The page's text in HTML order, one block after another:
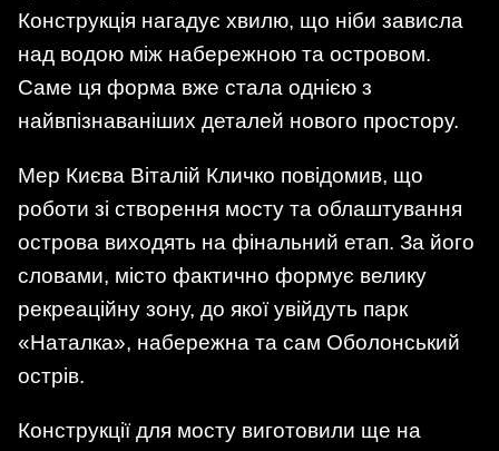
Конструкція нагадує хвилю, що ніби зависла
над водою між набережною та островом.
Саме ця форма вже стала однією з
найвпізнаваніших деталей нового простору.
Мер Києва Віталій Кличко повідомив, що
роботи зі створення мосту та облаштування
острова виходять на фінальний етап. За його
словами, місто фактично формує велику
рекреаційну зону, до якої увійдуть парк
«Наталка», набережна та сам Оболонський
острів.
Конструкції для мосту виготовили ще на